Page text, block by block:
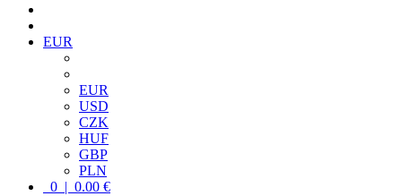
EUR
EUR
USD
CZK
HUF
GBP
PLN
0 | 0.00 €